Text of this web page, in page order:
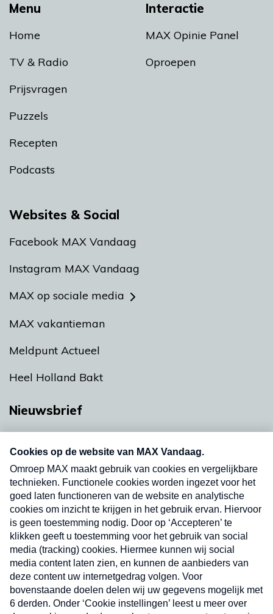
Menu
Home
TV & Radio
Prijsvragen
Puzzels
Recepten
Podcasts
Interactie
MAX Opinie Panel
Oproepen
Websites & Social
Facebook MAX Vandaag
Instagram MAX Vandaag
MAX op sociale media
MAX vakantieman
Meldpunt Actueel
Heel Holland Bakt
Nieuwsbrief
nieuwsbrief. Elke vrijdag- en dinsdagochtend in
uw mailbox.
Verzend